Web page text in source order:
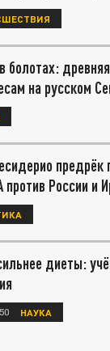
болотах:
на русском
предрёк
России и
диеты:
НАУКА